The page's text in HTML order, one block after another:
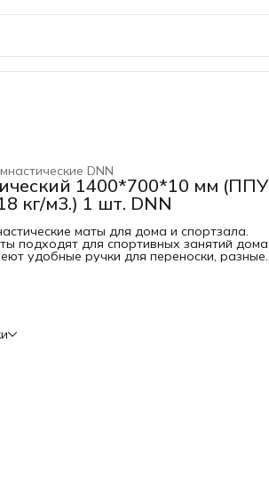
DNN
1400*700*10 мм (ППУ
кг/м3.) 1 шт. DNN
маты для дома и спортзала.
подходят для спортивных занятий дома
удобные ручки для переноски, разные
изготовления: Чехол тент,
18 кг/м3. Данный мат - дань
спорта в СССР. Размеры, цвета и способ
времён. Да и нет особо смысла заного
если и так всё сделано идеально.
производителем данных матов,
купить мат от производителя и без